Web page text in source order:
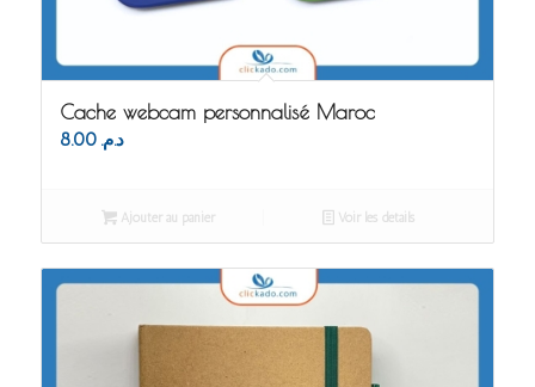
Cache webcam personnalisé Maroc
د.م. 8.00
Ajouter au panier Voir les détails